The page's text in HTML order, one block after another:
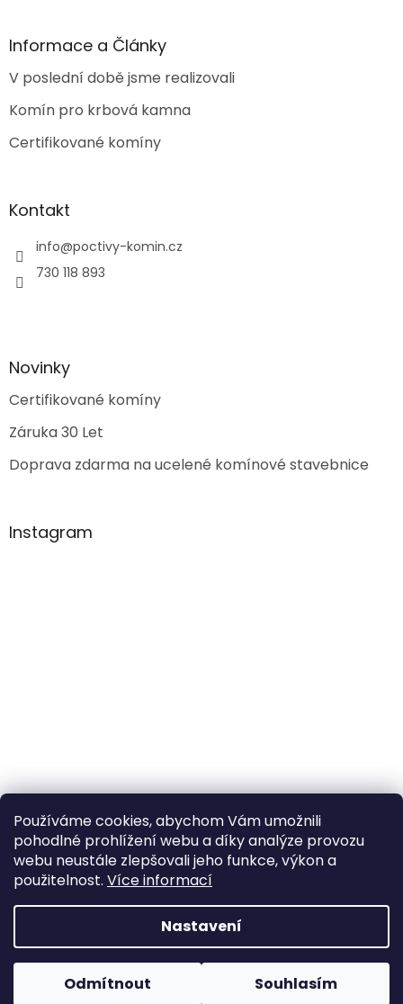
Používáme cookies, abychom Vám umožnili
pohodlné prohlížení webu a díky analýze provozu
webu neustále zlepšovali jeho funkce, výkon a
použitelnost. Více informací
Nastavení
Odmítnout Souhlasím
aInformace a Články
V poslední době jsme realizovali
Komín pro krbová kamna
Certifikované komíny
Kontakt
info@poctivy-komin.cz
730 118 893
Novinky
Certifikované komíny
Záruka 30 Let
Doprava zdarma na ucelené komínové stavebnice
Instagram
Sledovat na Instagramu
Vytvořil Shoptet
Copyright 2026Poctivý komín. Všechna práva
vyhrazena.
Upravit nastavení cookies